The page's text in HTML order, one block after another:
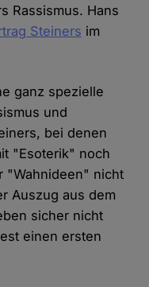
Rassismus. Hans
Steiners im
ganz spezielle
und
bei denen
"Esoterik" noch
"Wahnideen" nicht
Auszug aus dem
sicher nicht
einen ersten